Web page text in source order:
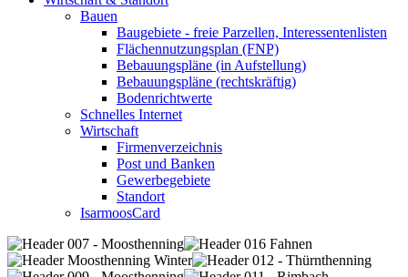
Bauen
Baugebiete - freie Parzellen, Interessentenlisten
Flächennutzungsplan (FNP)
Bebauungspläne (in Aufstellung)
Bebauungspläne (rechtskräftig)
Bodenrichtwerte
Schnelles Internet
Wirtschaft
Firmenverzeichnis
Post und Banken
Gewerbegebiete
Standort
IsarmoosCard